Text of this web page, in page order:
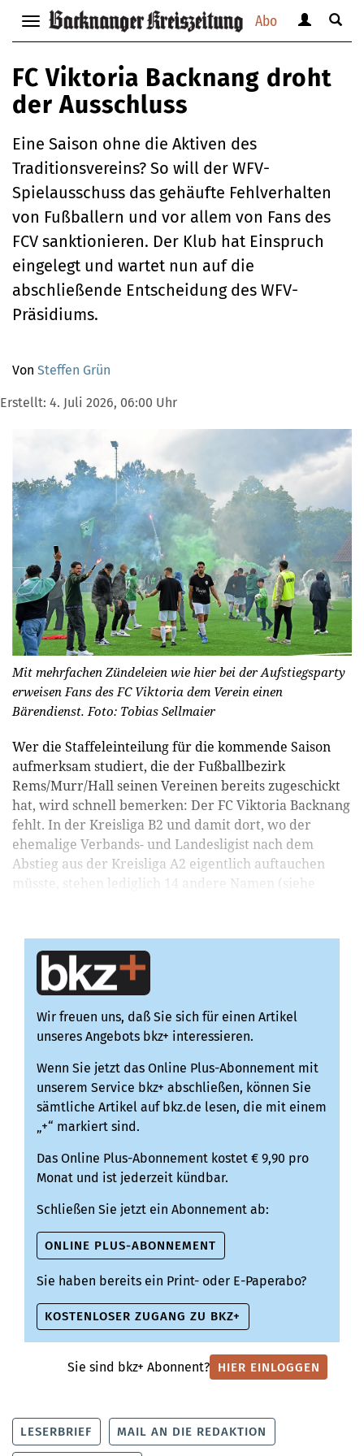
Abo
Navigation
anzeigen
verbergen
anzeigen
verbergen
Suche
FC Viktoria Backnang droht
der Ausschluss
Eine Saison ohne die Aktiven des
Traditionsvereins? So will der WFV-
Spielausschuss das gehäufte Fehlverhalten
von Fußballern und vor allem von Fans des
FCV sanktionieren. Der Klub hat Einspruch
eingelegt und wartet nun auf die
abschließende Entscheidung des WFV-
Präsidiums.
Von Steffen Grün
Erstellt: 4. Juli 2026, 06:00 Uhr
Mit mehrfachen Zündeleien wie hier bei der Aufstiegsparty
erweisen Fans des FC Viktoria dem Verein einen
Bärendienst. Foto: Tobias Sellmaier
Wer die Staffeleinteilung für die kommende Saison
aufmerksam studiert, die der Fußballbezirk
Rems/Murr/Hall seinen Vereinen bereits zugeschickt
hat, wird schnell bemerken: Der FC Viktoria Backnang
fehlt. In der Kreisliga B2 und damit dort, wo der
ehemalige Verbands- und Landesligist nach dem
Abstieg aus der Kreisliga A2 eigentlich auftauchen
müsste, stehen lediglich 14 andere Namen (siehe
Wir freuen uns, daß Sie sich für einen Artikel
unseres Angebots bkz+ interessieren.
Wenn Sie jetzt das Online Plus-Abonnement mit
unserem Service bkz+ abschließen, können Sie
sämtliche Artikel auf bkz.de lesen, die mit einem
„+“ markiert sind.
Das Online Plus-Abonnement kostet € 9,90 pro
Monat und ist jederzeit kündbar.
Schließen Sie jetzt ein Abonnement ab:
ONLINE PLUS-ABONNEMENT
Sie haben bereits ein Print- oder E-Paperabo?
KOSTENLOSER ZUGANG ZU BKZ+
Sie sind bkz+ Abonnent? HIER EINLOGGEN
LESERBRIEF MAIL AN DIE REDAKTION